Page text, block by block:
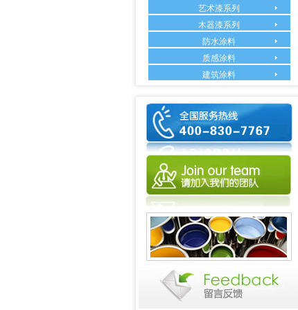
艺术漆系列
木器漆系列
防水涂料
质感涂料
建筑涂料